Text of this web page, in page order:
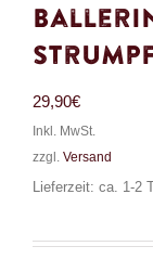
29,90€
Inkl. MwSt.
zzgl. Versand
Lieferzeit: ca. 1-2